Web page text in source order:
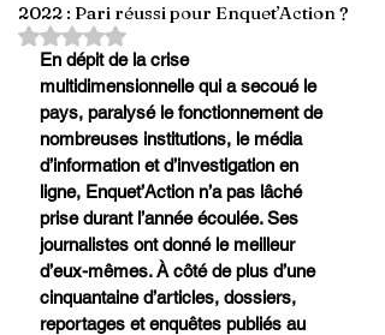
2022 : Pari réussi pour Enquet’Action ?
Noté NaN étoiles sur 5.
En dépit de la crise
multidimensionnelle qui a secoué le
pays, paralysé le fonctionnement de
nombreuses institutions, le média
d’information et d’investigation en
ligne, Enquet’Action n’a pas lâché
prise durant l’année écoulée. Ses
journalistes ont donné le meilleur
d’eux-mêmes. À côté de plus d’une
cinquantaine d’articles, dossiers,
reportages et enquêtes publiés au